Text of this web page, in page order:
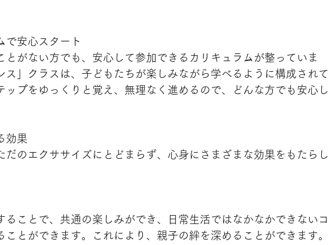
で安心スタート
とがない方でも、安心して参加できるカリキュラムが整っていま
ス」クラスは、子どもたちが楽しみながら学べるように構成されて
ップをゆっくりと覚え、無理なく進めるので、どんな方でも安心し
効果
だのエクササイズにとどまらず、心身にさまざまな効果をもたらし
ることで、共通の楽しみができ、日常生活ではなかなかできないコ
ことができます。これにより、親子の絆を深めることができます。